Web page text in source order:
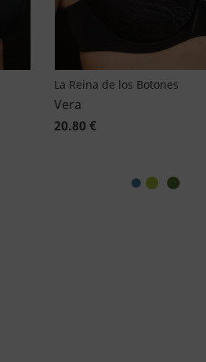
La Reina de los Botones
Vera
20.80 €